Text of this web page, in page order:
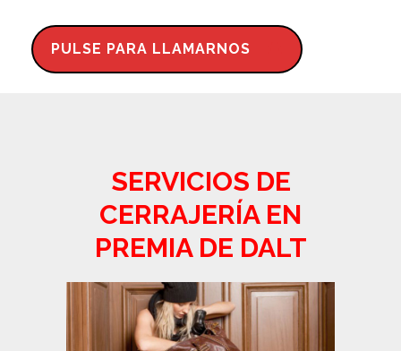
PULSE PARA LLAMARNOS
SERVICIOS DE
CERRAJERÍA EN
PREMIA DE DALT